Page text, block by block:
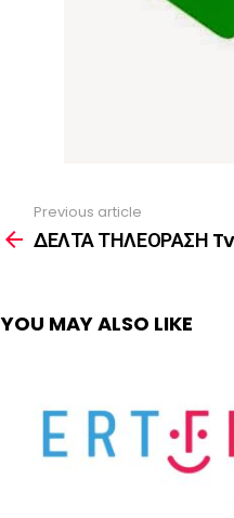
more
Previous article
ΔΕΛΤΑ ΤΗΛΕΟΡΑΣΗ
YOU MAY ALSO LIKE